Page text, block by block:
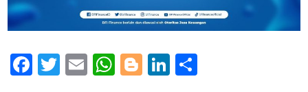
Facebook
Twitter
EmailWhatsApp
Blogger
LinkedIn